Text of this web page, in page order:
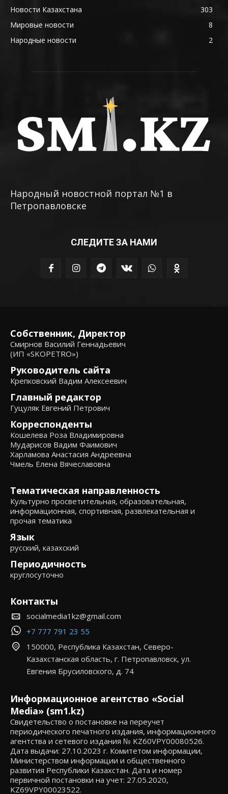
Новости Казахстана
303
Мировые новости
8
Народные новости
2
Народный новостной портал №1 в
Петропавловске
СЛЕДИТЕ ЗА НАМИ
Собственник, Директор
Смирнов Василий Геннадьевич
(ИП «SKOPETRO»)
Руководитель сайта
Крепковский Вадим Алексеевич
Главный редактор
Гуцуляк Евгений Петрович
Корреспонденты
Кошелева Роза Владимировна
Мударисов Вадим Фаимович
Харламова Анастасия Андреевна
Чмель Елена Вячеславовна
Тематическая направленность
Культурно просветительная, образовательная,
информационная, спортивная, развлекательная и
прочая тематика
Язык
русский, казахский
Периодичность
круглосуточно
Контакты
socialmedia1kz@gmail.com
+7 777 791 23 55
150000, Республика Казахстан, Северо-
Казахстанская область, г. Петропавловск, ул.
Евгения Брусиловского, д. 74
Информационное агентство «Social
Media» (sm1.kz)
Свидетельство о постановке на переучет
периодического печатного издания, информационного
агентства и сетевого издания № KZ60VPY00080526.
Дата выдачи: 27.10.2023 г. Комитетом информации,
Министерством информации и общественного
развития Республики Казахстан. Дата и номер
первичной постановки на учет: 27.05.2020,
KZ69VPY00023522.